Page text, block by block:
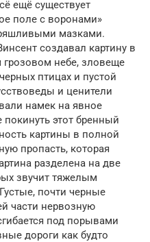
ещё существует
поле с воронами»
мазками.
создавал картину в
небе, зловеще
птицах и пустой
и ценители
намек на явное
этот бренный
картины в полной
пропасть, которая
разделена на две
звучит тяжелым
почти черные
части нервозную
под порывами
дороги как будто